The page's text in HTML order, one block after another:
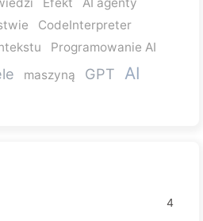
CodeInterpreter
Programowanie AI
maszyną GPT AI
4